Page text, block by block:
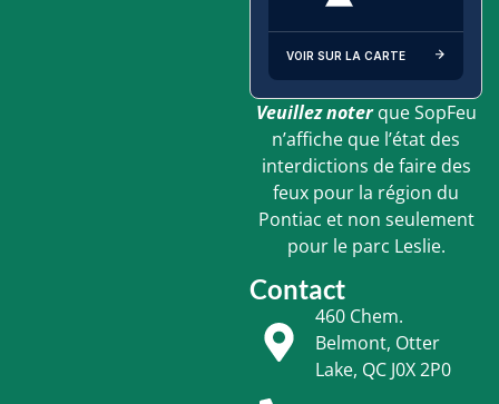
VOIR SUR LA CARTE
Veuillez noter que SopFeu
n’affiche que l’état des
interdictions de faire des
feux pour la région du
Pontiac et non seulement
pour le parc Leslie.
Contact
460 Chem.
Belmont, Otter
Lake, QC J0X 2P0